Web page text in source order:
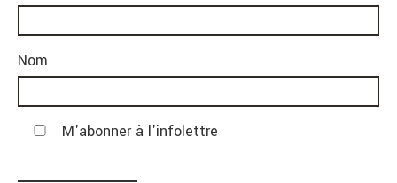
Nom
M'abonner à l'infolettre